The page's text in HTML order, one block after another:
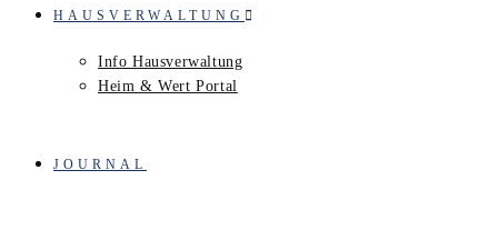
HAUSVERWALTUNG
Info Hausverwaltung
Heim & Wert Portal
JOURNAL